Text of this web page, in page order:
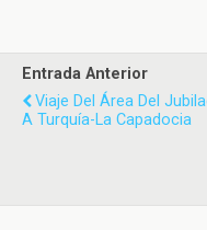
Entrada Anterior
Viaje Del Área Del
A Turquía-La Capadocia